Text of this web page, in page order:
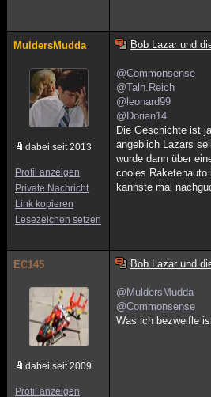
MuldersMudda
dabei seit 2013
Profil anzeigen
Private Nachricht
Link kopieren
Lesezeichen setzen
Bob Lazar und
@Commonsense
@Taln.Reich
@leonard99
@Dorian14
Die Geschichte ist
angeblich Lazars
wurde dann über
cooles
kannste mal
EC145
dabei seit 2009
Profil anzeigen
Bob Lazar und
@MuldersMudda
@Commonsense
Was ich bezweifle